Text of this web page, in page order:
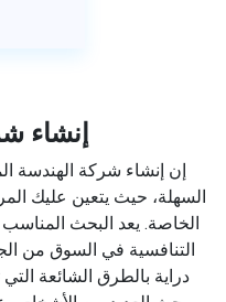
إنشاء
إن إنشاء شركة الهندسة
السهلة، حيث يتعين عليك
الخاصة. يعد البحث
التنافسية في السوق من
دراية بالطرق الشائعة